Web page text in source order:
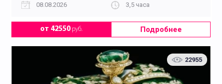
08.08.2026
3,5 часа
от 42550руб. Подробнее
22955